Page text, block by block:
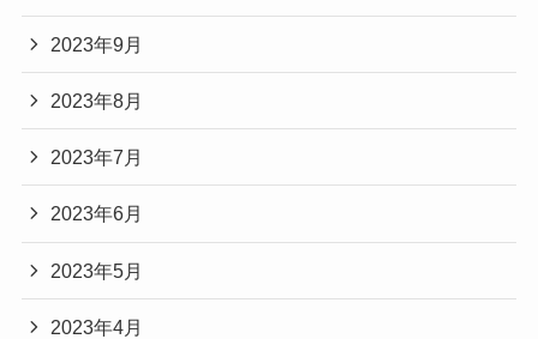
2023年9月
2023年8月
2023年7月
2023年6月
2023年5月
2023年4月